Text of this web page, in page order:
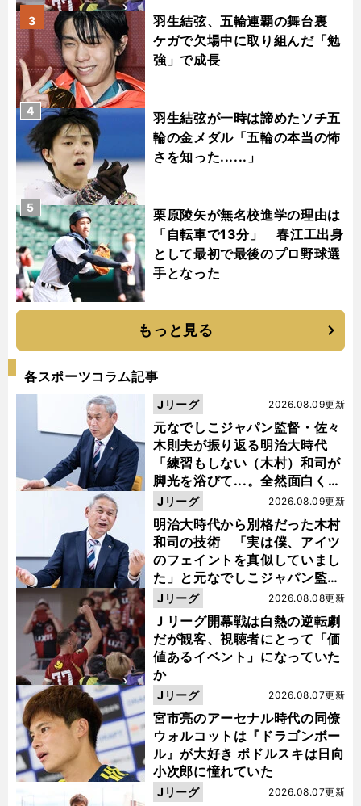
羽生結弦、五輪連覇の舞台裏
ケガで欠場中に取り組んだ「勉
強」で成長
3
羽生結弦が一時は諦めたソチ五
輪の金メダル「五輪の本当の怖
さを知った......」
4
栗原陵矢が無名校進学の理由は
「自転車で13分」 春江工出身
として最初で最後のプロ野球選
手となった
5
もっと見る
各スポーツコラム記事
元なでしこジャパン監督・佐々
木則夫が振り返る明治大時代
「練習もしない（木村）和司が
脚光を浴びて...。全然面白くな
い４年間でした」
2026.08.09更新
Jリーグ
明治大時代から別格だった木村
和司の技術 「実は僕、アイツ
のフェイントを真似していまし
た」と元なでしこジャパン監
督・佐々木則夫
2026.08.09更新
Jリーグ
Ｊリーグ開幕戦は白熱の逆転劇
だが観客、視聴者にとって「価
値あるイベント」になっていた
か
2026.08.08更新
Jリーグ
宮市亮のアーセナル時代の同僚
ウォルコットは『ドラゴンボー
ル』が大好き ポドルスキは日向
小次郎に憧れていた
2026.08.07更新
Jリーグ
2026.08.07更新
Jリーグ